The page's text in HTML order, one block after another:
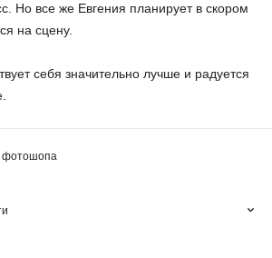
Но все же Евгения планирует в скором
на сцену.
себя значительно лучше и радуется
фотошопа